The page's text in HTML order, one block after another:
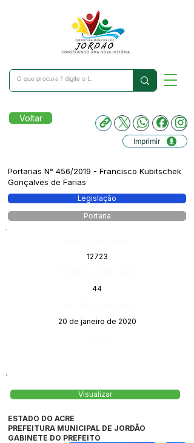
Voltar
Imprimir
Portarias N° 456/2019 - Francisco Kubitschek
Gonçalves de Farias
Legislação
Portaria
12723
44
20 de janeiro de 2020
Visualizar
ESTADO DO ACRE
PREFEITURA MUNICIPAL DE JORDÃO
GABINETE DO PREFEITO